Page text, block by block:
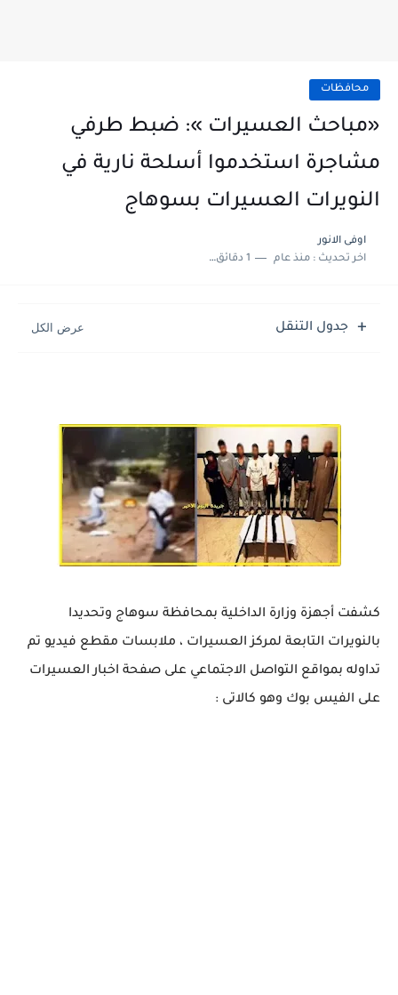
محافظات
«مباحث العسيرات »: ضبط طرفي
مشاجرة استخدموا أسلحة نارية في
النويرات العسيرات بسوهاج
اوفى الانور
اخر تحديث :منذ عام 1 دقائق للقراءة
جدول التنقل
كشفت أجهزة وزارة الداخلية بمحافظة سوهاج وتحديدا
بالنويرات التابعة لمركز العسيرات ، ملابسات مقطع فيديو تم
تداوله بمواقع التواصل الاجتماعي على صفحة اخبار العسيرات
على الفيس بوك وهو كالاتى :